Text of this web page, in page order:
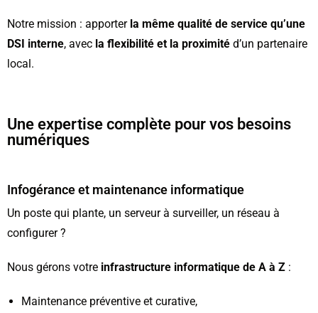
Notre mission : apporter la même qualité de service qu’une
DSI interne, avec la flexibilité et la proximité d’un partenaire
local.
Une expertise complète pour vos besoins
numériques
Infogérance et maintenance informatique
Un poste qui plante, un serveur à surveiller, un réseau à
configurer ?
Nous gérons votre infrastructure informatique de A à Z :
Maintenance préventive et curative,